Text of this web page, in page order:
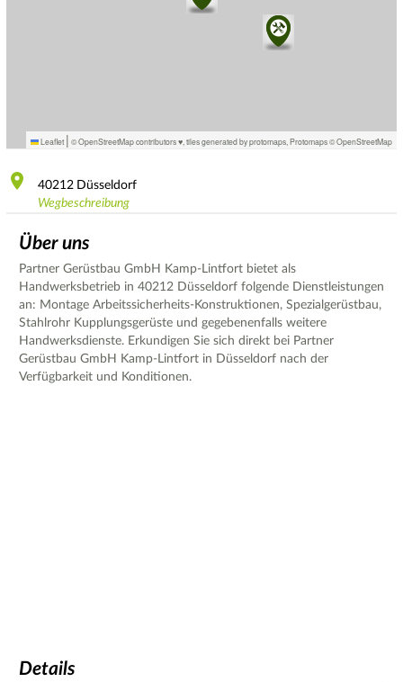
Leaflet | © OpenStreetMap contributors ♥, tiles generated by protomaps Protomaps©OpenStreetMap
40212 Düsseldorf
Wegbeschreibung
Über uns
Partner Gerüstbau GmbH Kamp-Lintfort bietet als
Handwerksbetrieb in 40212 Düsseldorf folgende Dienstleistungen
an: Montage Arbeitssicherheits-Konstruktionen, Spezialgerüstbau,
Stahlrohr Kupplungsgerüste und gegebenenfalls weitere
Handwerksdienste. Erkundigen Sie sich direkt bei Partner
Gerüstbau GmbH Kamp-Lintfort in Düsseldorf nach der
Verfügbarkeit und Konditionen.
Details